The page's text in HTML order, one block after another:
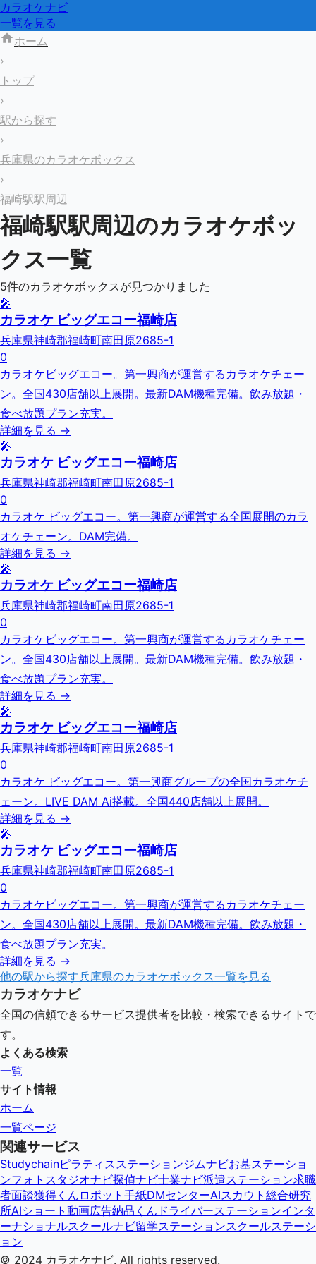
カラオケナビ
一覧を見る
ホーム
›
トップ
›
駅から探す
›
兵庫県のカラオケボックス
›
福崎駅駅周辺
福崎駅駅周辺のカラオケボッ
クス一覧
5件のカラオケボックスが見つかりました
🎤
カラオケ ビッグエコー福崎店
兵庫県神崎郡福崎町南田原2685-1
0
カラオケビッグエコー。第一興商が運営するカラオケチェー
ン。全国430店舗以上展開。最新DAM機種完備。飲み放題・
食べ放題プラン充実。
詳細を見る →
🎤
カラオケ ビッグエコー福崎店
兵庫県神崎郡福崎町南田原2685-1
0
カラオケ ビッグエコー。第一興商が運営する全国展開のカラ
オケチェーン。DAM完備。
詳細を見る →
🎤
カラオケ ビッグエコー福崎店
兵庫県神崎郡福崎町南田原2685-1
0
カラオケビッグエコー。第一興商が運営するカラオケチェー
ン。全国430店舗以上展開。最新DAM機種完備。飲み放題・
食べ放題プラン充実。
詳細を見る →
🎤
カラオケ ビッグエコー福崎店
兵庫県神崎郡福崎町南田原2685-1
0
カラオケ ビッグエコー。第一興商グループの全国カラオケチ
ェーン。LIVE DAM Ai搭載。全国440店舗以上展開。
詳細を見る →
🎤
カラオケ ビッグエコー福崎店
兵庫県神崎郡福崎町南田原2685-1
0
カラオケビッグエコー。第一興商が運営するカラオケチェー
ン。全国430店舗以上展開。最新DAM機種完備。飲み放題・
食べ放題プラン充実。
詳細を見る →
他の駅から探す兵庫県のカラオケボックス一覧を見る
カラオケナビ
全国の信頼できるサービス提供者を比較・検索できるサイトで
す。
よくある検索
一覧
サイト情報
ホーム
一覧ページ
関連サービス
Studychainピラティスステーションジムナビお墓ステーショ
ンフォトスタジオナビ探偵ナビ士業ナビ派遣ステーション求職
者面談獲得くん ロボット手紙DMセンターAIスカウト総合研究
所AIショート動画広告納品くん ドライバーステーションインタ
ーナショナルスクールナビ留学ステーションスクールステーシ
ョン
© 2024 カラオケナビ. All rights reserved.